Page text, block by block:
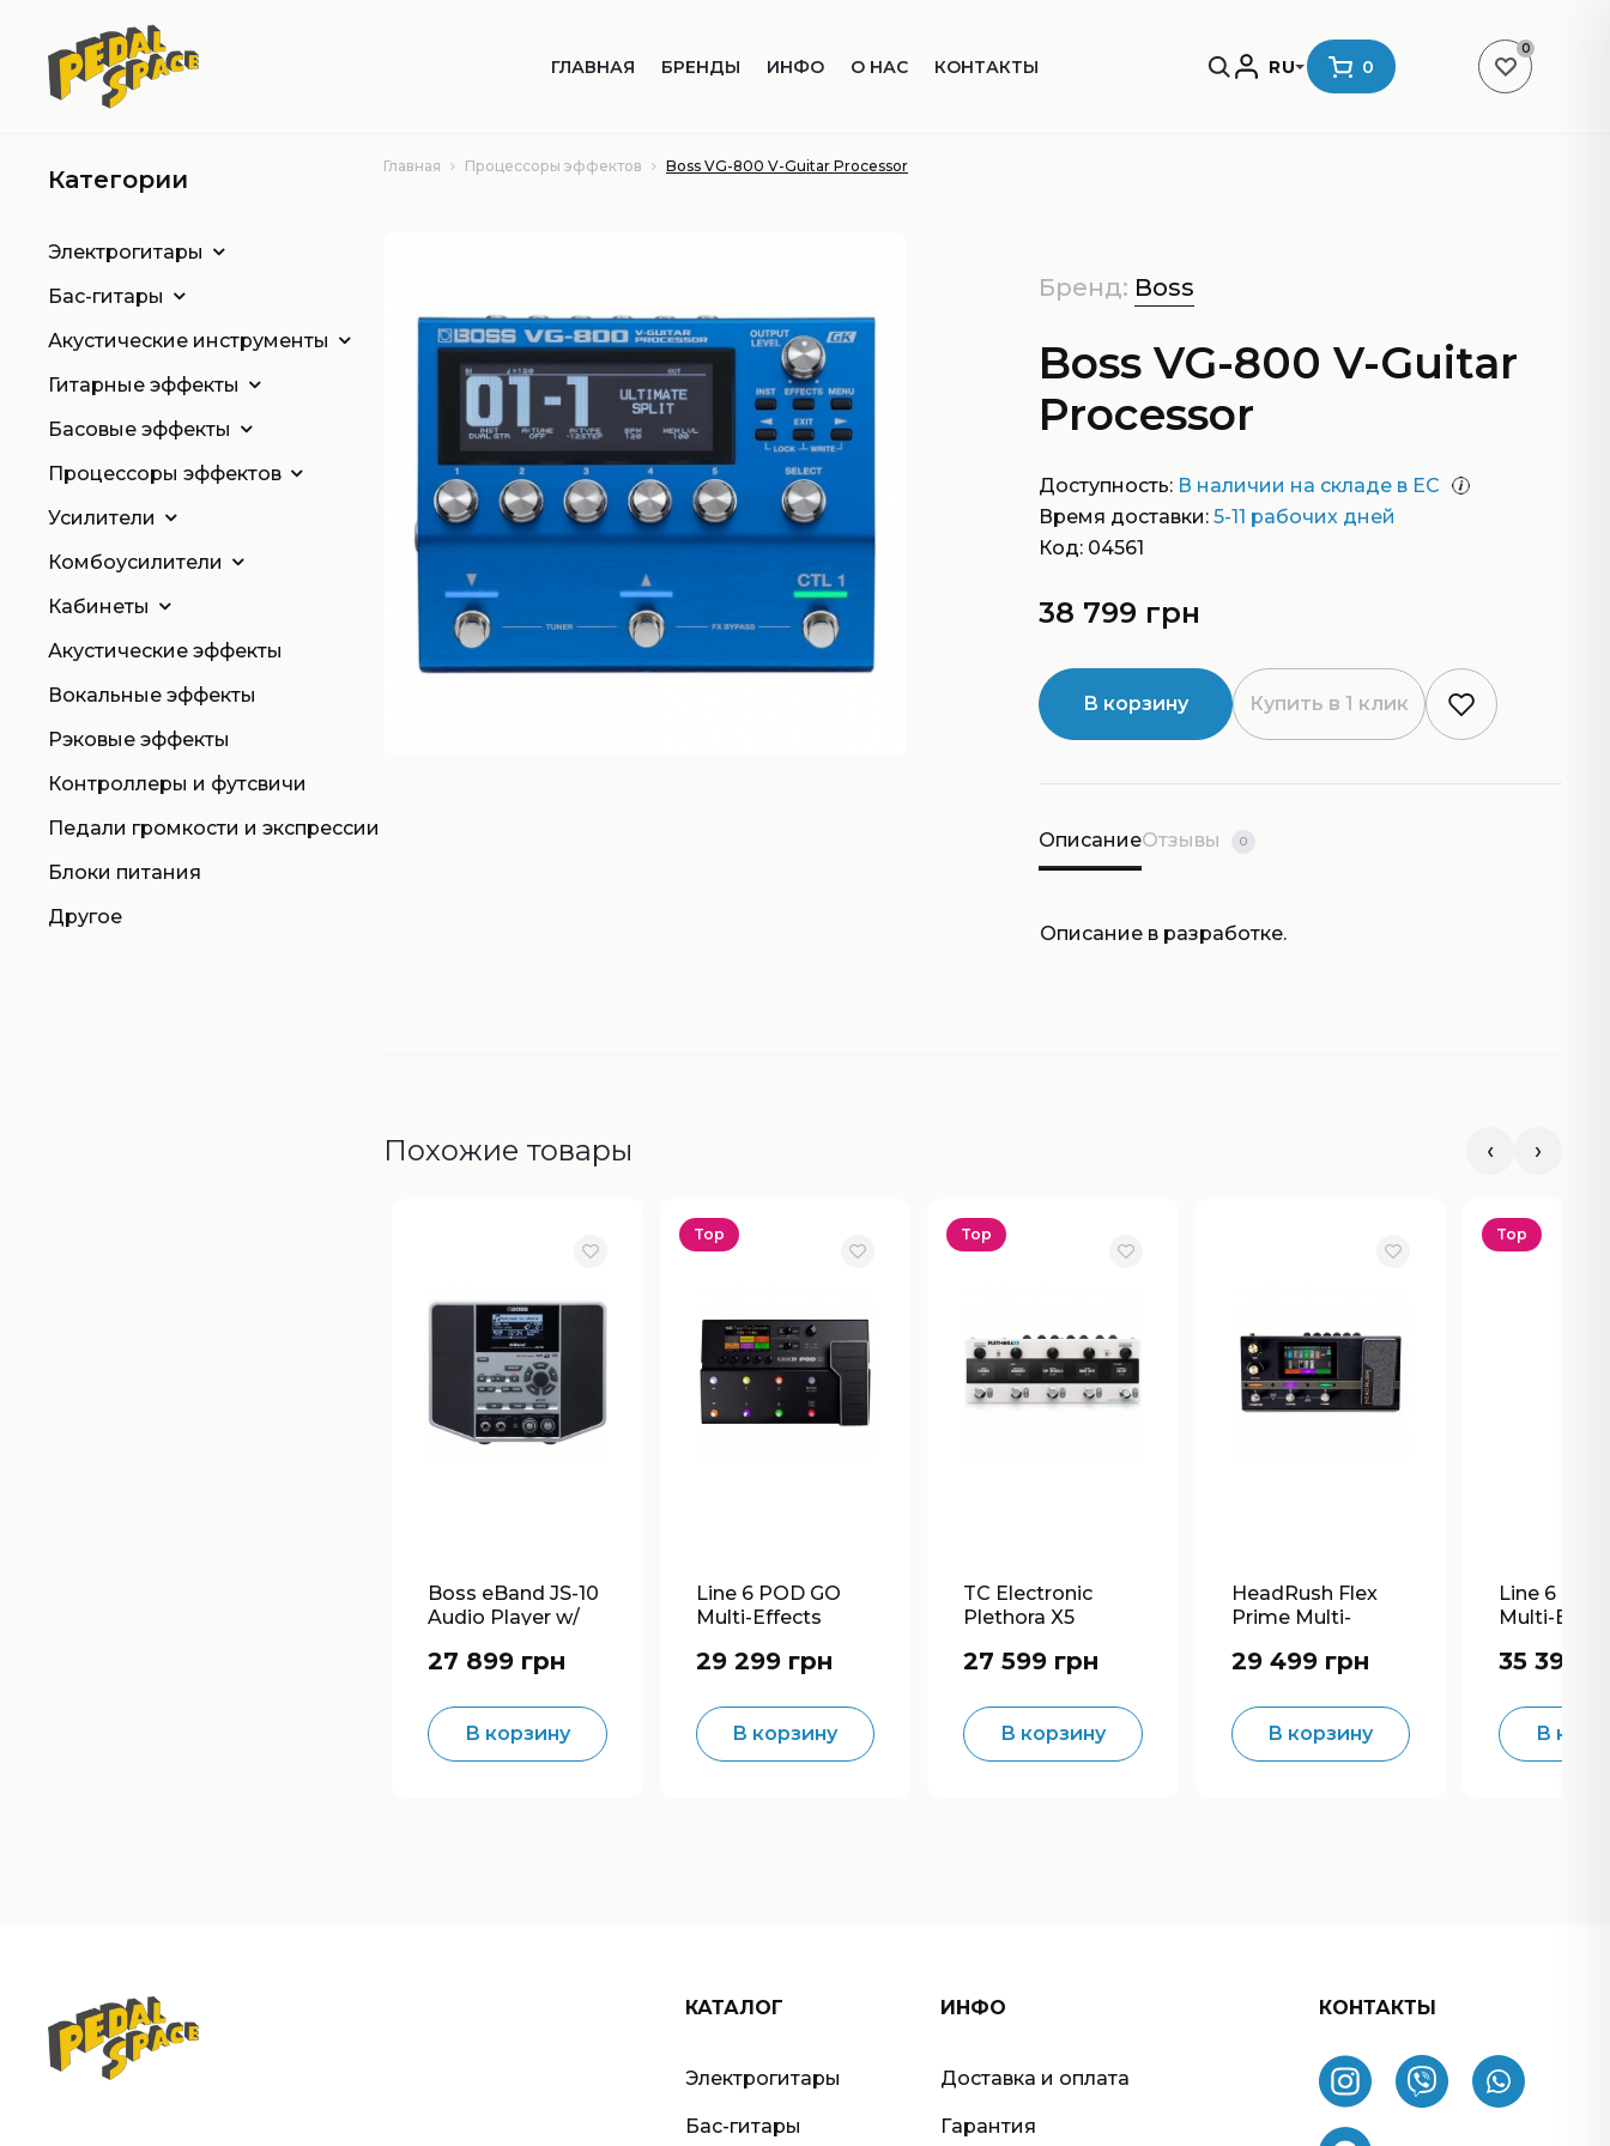
ГЛАВНАЯ БРЕНДЫ ИНФО О НАС КОНТАКТЫ RU 0
0
Главная Процессоры эффектов Boss VG-800 V-Guitar Processor
Бренд: Boss
Boss VG-800 V-Guitar
Processor
Доступность: В наличии на складе в ЕС
Время доставки: 5-11 рабочих дней
Код: 04561
38 799 грн
В корзину Купить в 1 клик
ОписаниеОтзывы 0
Описание в разработке.
Похожие товары ‹ ›
Boss eBand JS-10
Audio Player w/
27 899 грн
В корзину
Top
Line 6 POD GO
Multi-Effects
29 299 грн
В корзину
Top
TC Electronic
Plethora X5
Effects
27 599 грн
В корзину
HeadRush Flex
Prime Multi-
29 499 грн
В корзину
Top
Line 6 HX
Multi-
35 399
В
Категории
Электрогитары
Бас-гитары
Акустические инструменты
Гитарные эффекты
Басовые эффекты
Процессоры эффектов
Усилители
Комбоусилители
Кабинеты
Акустические эффекты
Вокальные эффекты
Рэковые эффекты
Контроллеры и футсвичи
Педали громкости и экспрессии
Блоки питания
Другое
КАТАЛОГ
Электрогитары
Бас-гитары
ИНФО
Доставка и оплата
Гарантия
КОНТАКТЫ